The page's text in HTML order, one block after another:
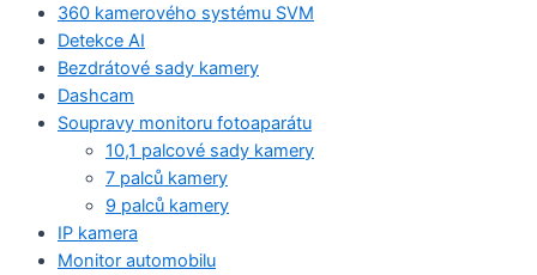
360 kamerového systému SVM
Detekce AI
Bezdrátové sady kamery
Dashcam
Soupravy monitoru fotoaparátu
10,1 palcové sady kamery
7 palců kamery
9 palců kamery
IP kamera
Monitor automobilu